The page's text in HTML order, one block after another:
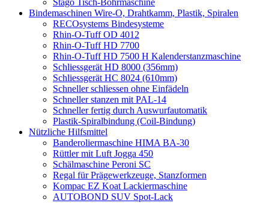
Stago Tisch-Bohrmaschine
Bindemaschinen Wire-O, Drahtkamm, Plastik, Spiralen
RECOsystems Bindesysteme
Rhin-O-Tuff OD 4012
Rhin-O-Tuff HD 7700
Rhin-O-Tuff HD 7500 H Kalenderstanzmaschine
Schliessgerät HD 8000 (356mm)
Schliessgerät HC 8024 (610mm)
Schneller schliessen ohne Einfädeln
Schneller stanzen mit PAL-14
Schneller fertig durch Auswurfautomatik
Plastik-Spiralbindung (Coil-Bindung)
Nützliche Hilfsmittel
Banderoliermaschine HIMA BA-30
Rüttler mit Luft Jogga 450
Schälmaschine Peroni SC
Regal für Prägewerkzeuge, Stanzformen
Kompac EZ Koat Lackiermaschine
AUTOBOND SUV Spot-Lack